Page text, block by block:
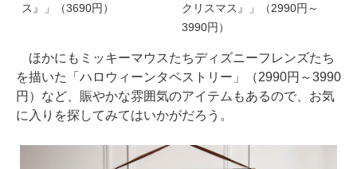
ス』」（3690円）
クリスマス』」（2990円～
3990円）
ほかにもミッキーマウスたちディズニーフレンズたち
を描いた「ハロウィーンタペストリー」（2990円～3990
円）など、賑やかな雰囲気のアイテムもあるので、お気
に入りを探してみてはいかがだろう。